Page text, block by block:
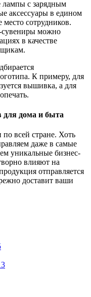
лампы с зарядным
аксессуары в едином
место сотрудников.
сувениры можно
в качестве
К примеру, для
вышивка, а для
для дома и быта
всей стране. Хоть
даже в самые
уникальные бизнес-
влияют на
отправляется
доставит ваши